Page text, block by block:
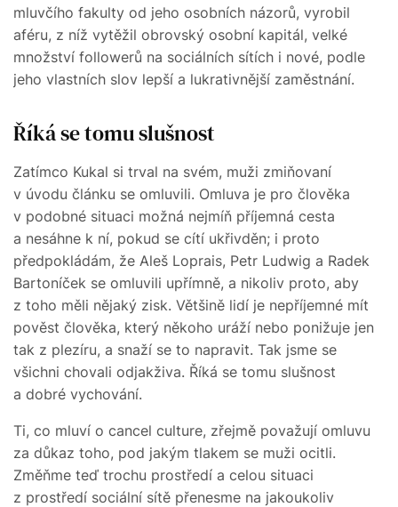
mluvčího fakulty od jeho osobních názorů, vyrobil
aféru, z níž vytěžil obrovský osobní kapitál, velké
množství followerů na sociálních sítích i nové, podle
jeho vlastních slov lepší a lukrativnější zaměstnání.
Říká se tomu slušnost
Zatímco Kukal si trval na svém, muži zmiňovaní
v úvodu článku se omluvili. Omluva je pro člověka
v podobné situaci možná nejmíň příjemná cesta
a nesáhne k ní, pokud se cítí ukřivděn; i proto
předpokládám, že Aleš Loprais, Petr Ludwig a Radek
Bartoníček se omluvili upřímně, a nikoliv proto, aby
z toho měli nějaký zisk. Většině lidí je nepříjemné mít
pověst člověka, který někoho uráží nebo ponižuje jen
tak z plezíru, a snaží se to napravit. Tak jsme se
všichni chovali odjakživa. Říká se tomu slušnost
a dobré vychování.
Ti, co mluví o cancel culture, zřejmě považují omluvu
za důkaz toho, pod jakým tlakem se muži ocitli.
Změňme teď trochu prostředí a celou situaci
z prostředí sociální sítě přenesme na jakoukoliv